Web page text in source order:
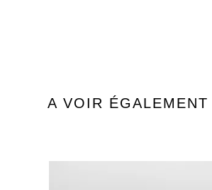
A VOIR ÉGALEMENT